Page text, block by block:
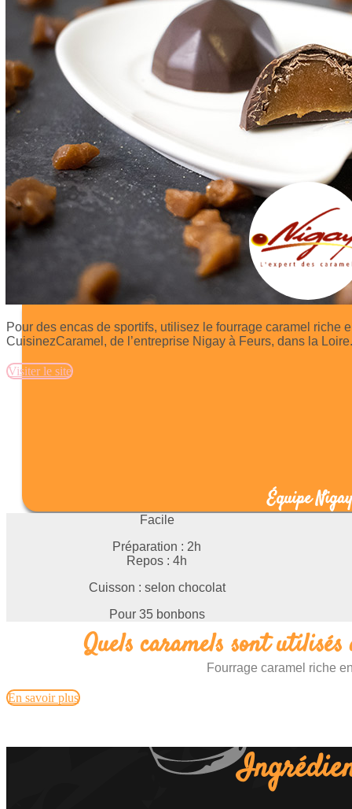
Pour des encas de sportifs, utilisez le fourrage caramel riche
CuisinezCaramel, de l’entreprise Nigay à Feurs, dans la Loire.
Visiter le site
Équipe Nigay
Facile
Préparation : 2h
Repos : 4h
Cuisson : selon chocolat
Pour 35 bonbons
Quels caramels sont
Fourrage caramel riche
En savoir plus